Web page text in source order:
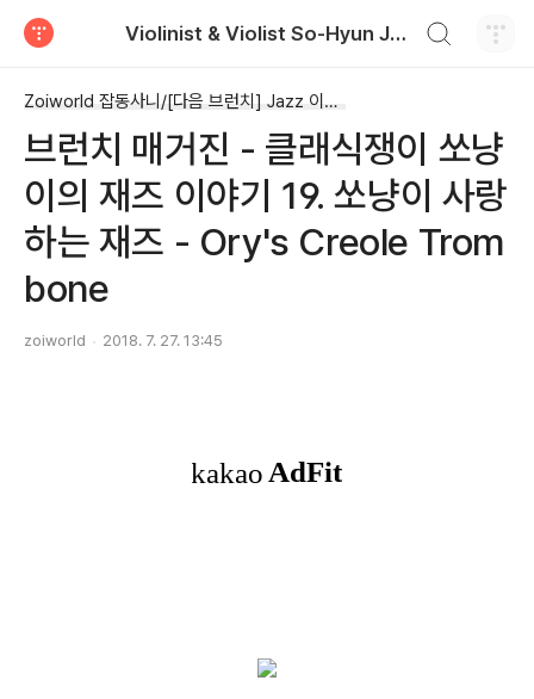
Violinist & Violist So-Hyun Joey Park
Zoiworld 잡동사니/[다음 브런치] Jazz 이야기 (完)
브런치 매거진 - 클래식쟁이 쏘냥
이의 재즈 이야기 19. 쏘냥이 사랑
하는 재즈 - Ory's Creole Trom
bone
zoiworld 2018. 7. 27. 13:45